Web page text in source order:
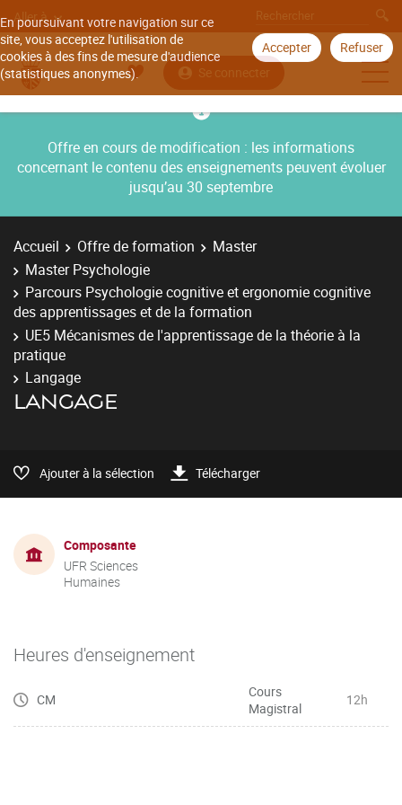
En poursuivant votre navigation sur ce
site, vous acceptez l'utilisation de
cookies à des fins de mesure d'audience
(statistiques anonymes).
Accepter Refuser
Aller à
Se connecter
Offre en cours de modification : les informations
concernant le contenu des enseignements peuvent évoluer
jusqu’au 30 septembre
Accueil Offre de formation
Master
Master Psychologie
Parcours Psychologie cognitive et ergonomie cognitive
des apprentissages et de la formation
UE5 Mécanismes de l'apprentissage de la théorie à la
pratique
Langage
LANGAGE
Ajouter à la sélection Télécharger
Composante
UFR Sciences
Humaines
Heures d'enseignement
CM
Cours
Magistral
12h